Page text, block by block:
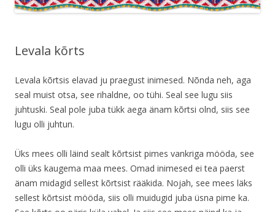
Levala kõrts
Levala kõrtsis elavad ju praegust inimesed. Nõnda neh, aga
seal muist otsa, see rihaldne, oo tühi. Seal see lugu siis
juhtuski. Seal pole juba tükk aega änam kõrtsi olnd, siis see
lugu olli juhtun.
Üks mees olli läind sealt kõrtsist pimes vankriga mööda, see
olli üks kaugema maa mees. Omad inimesed ei tea paerst
änam midagid sellest kõrtsist rääkida. Nojah, see mees läks
sellest kõrtsist mööda, siis olli muidugid juba üsna pime ka.